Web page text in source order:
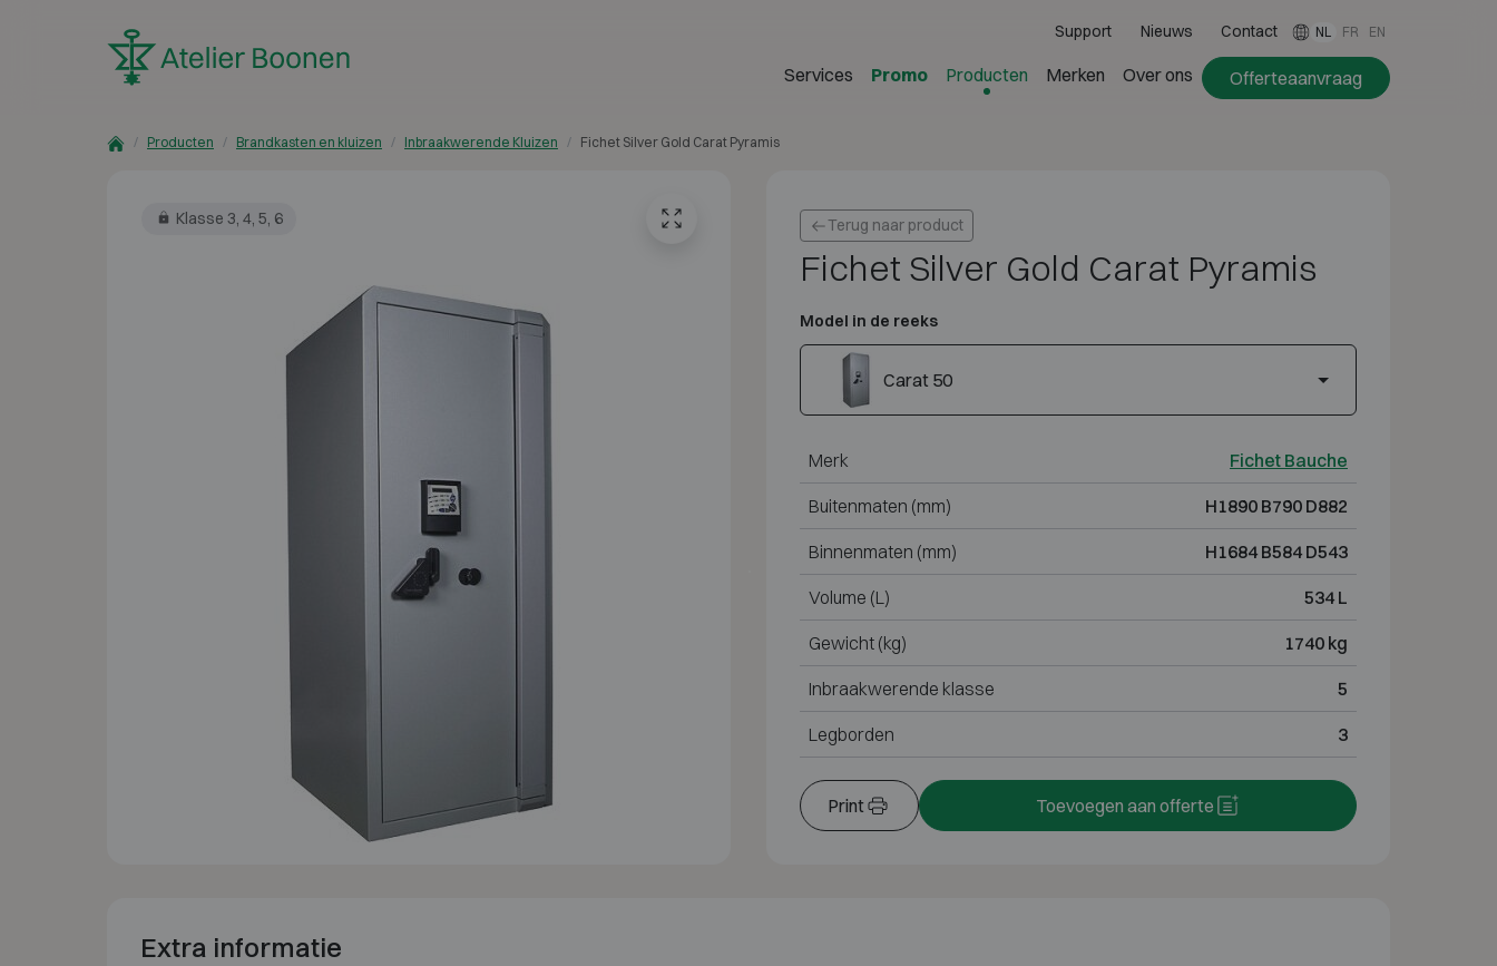
Support Nieuws Contact NL FR EN
Services Promo Producten Merken Over ons Offerteaanvraag
Producten Brandkasten en kluizen Inbraakwerende Kluizen Fichet Silver Gold Carat Pyramis
Klasse 3, 4, 5, 6 Terug naar product
Fichet Silver Gold Carat Pyramis
Model in de reeks
Carat 50
Merk Fichet Bauche
Buitenmaten (mm) H1890 B790 D882
Binnenmaten (mm) H1684 B584 D543
Volume (L) 534 L
Gewicht (kg) 1740 kg
Inbraakwerende klasse 5
Legborden 3
Print Toevoegen aan offerte
Extra informatie